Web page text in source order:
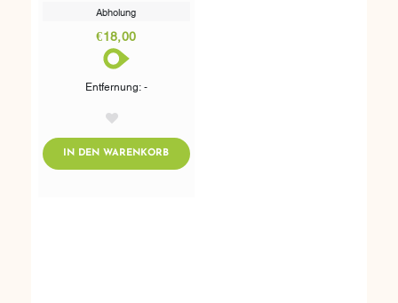
Abholung
€18,00
Entfernung: -
IN DEN WARENKORBADDTOCART